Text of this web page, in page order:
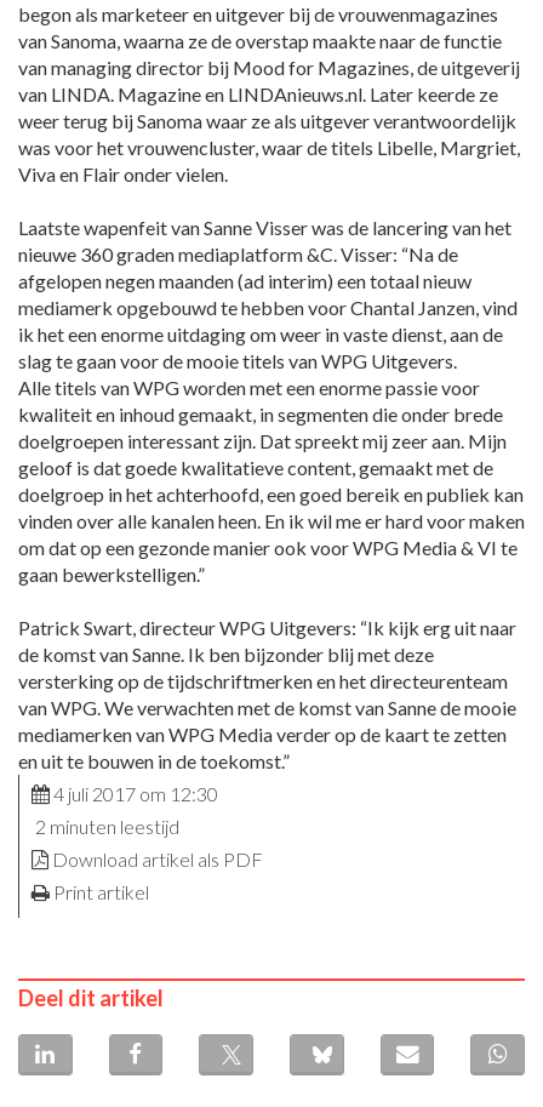
begon als marketeer en uitgever bij de vrouwenmagazines
van Sanoma, waarna ze de overstap maakte naar de functie
van managing director bij Mood for Magazines, de uitgeverij
van LINDA. Magazine en LINDAnieuws.nl. Later keerde ze
weer terug bij Sanoma waar ze als uitgever verantwoordelijk
was voor het vrouwencluster, waar de titels Libelle, Margriet,
Viva en Flair onder vielen.
Laatste wapenfeit van Sanne Visser was de lancering van het
nieuwe 360 graden mediaplatform &C. Visser: “Na de
afgelopen negen maanden (ad interim) een totaal nieuw
mediamerk opgebouwd te hebben voor Chantal Janzen, vind
ik het een enorme uitdaging om weer in vaste dienst, aan de
slag te gaan voor de mooie titels van WPG Uitgevers.
Alle titels van WPG worden met een enorme passie voor
kwaliteit en inhoud gemaakt, in segmenten die onder brede
doelgroepen interessant zijn. Dat spreekt mij zeer aan. Mijn
geloof is dat goede kwalitatieve content, gemaakt met de
doelgroep in het achterhoofd, een goed bereik en publiek kan
vinden over alle kanalen heen. En ik wil me er hard voor maken
om dat op een gezonde manier ook voor WPG Media & VI te
gaan bewerkstelligen.”
Patrick Swart, directeur WPG Uitgevers: “Ik kijk erg uit naar
de komst van Sanne. Ik ben bijzonder blij met deze
versterking op de tijdschriftmerken en het directeurenteam
van WPG. We verwachten met de komst van Sanne de mooie
mediamerken van WPG Media verder op de kaart te zetten
en uit te bouwen in de toekomst.”
4 juli 2017 om 12:30
2 minuten leestijd
Download artikel als PDF
Print artikel
Deel dit artikel